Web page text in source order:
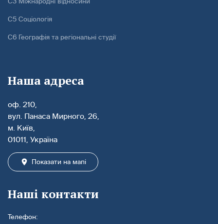
С5 Соціологія
С6 Географія та регіональні студії
Наша адреса
оф. 210,
вул. Панаса Мирного, 26,
м. Київ,
01011, Україна
Показати на мапі
Наші контакти
Телефон: